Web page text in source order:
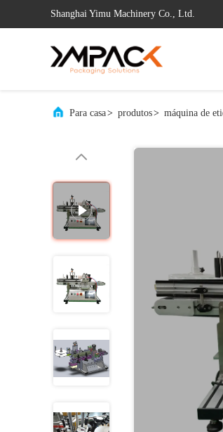
Shanghai Yimu Machinery Co., Ltd.
Para casa> produtos> máquina de